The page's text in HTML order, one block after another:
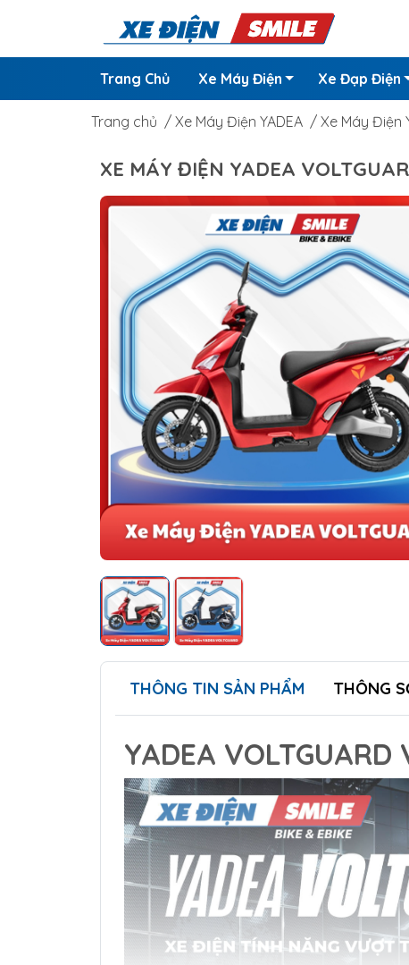
Trang Chủ Xe Máy Điện Xe Đạp Điện
Trang chủ / Xe Máy Điện YADEA / Xe Máy Điện
XE MÁY ĐIỆN YADEA
THÔNG TIN SẢN PHẨM THÔNG
YADEA